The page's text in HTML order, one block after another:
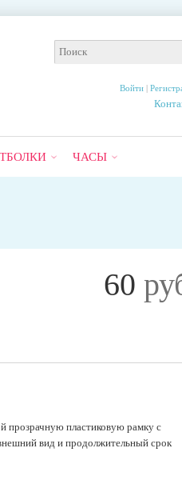
Войти|
ЧАСЫ
60
прозрачную пластиковую рамку с
вид и продолжительный срок